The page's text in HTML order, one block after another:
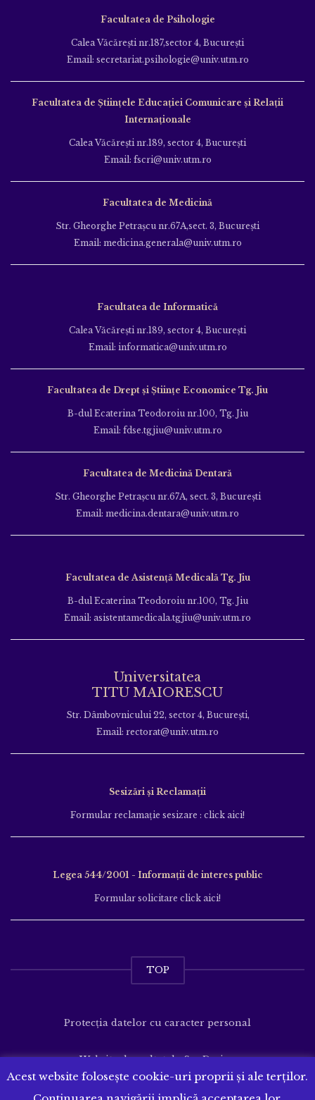
Facultatea de Psihologie
Calea Văcăreşti nr.187,sector 4, Bucureşti
Email: secretariat.psihologie@univ.utm.ro
Facultatea de Ştiinţele Educației Comunicare și Relații
Internaționale
Calea Văcăreşti nr.189, sector 4, Bucureşti
Email: fscri@univ.utm.ro
Facultatea de Medicină
Str. Gheorghe Petraşcu nr.67A,sect. 3, Bucureşti
Email: medicina.generala@univ.utm.ro
Facultatea de Informatică
Calea Văcăreşti nr.189, sector 4, Bucureşti
Email: informatica@univ.utm.ro
Facultatea de Drept și Științe Economice Tg. Jiu
B-dul Ecaterina Teodoroiu nr.100, Tg. Jiu
Email: fdse.tgjiu@univ.utm.ro
Facultatea de Medicină Dentară
Str. Gheorghe Petraşcu nr.67A, sect. 3, Bucureşti
Email: medicina.dentara@univ.utm.ro
Facultatea de Asistență Medicală Tg. Jiu
B-dul Ecaterina Teodoroiu nr.100, Tg. Jiu
Email: asistentamedicala.tgjiu@univ.utm.ro
Universitatea
TITU MAIORESCU
Str. Dâmbovnicului 22, sector 4, București,
Email: rectorat@univ.utm.ro
Sesizări și Reclamații
Formular reclamație sesizare : click aici!
Legea 544/2001 - Informații de interes public
Formular solicitare click aici!
TOP
Protecția datelor cu caracter personal
Website dezvoltat deSenDesign
Acest website folosește cookie-uri proprii și ale terților.